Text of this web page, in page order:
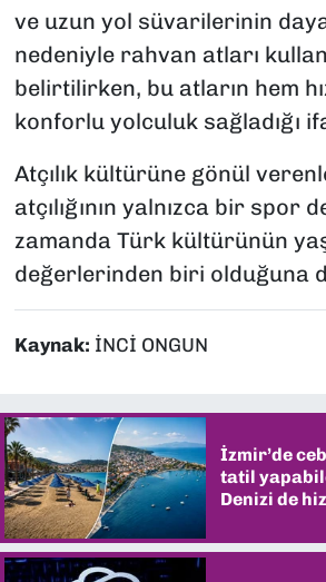
ve uzun yol süvarilerinin
nedeniyle rahvan atları
belirtilirken, bu atların hem
konforlu yolculuk sağladığı
Atçılık kültürüne gönül
atçılığının yalnızca bir spor
zamanda Türk kültürünün
değerlerinden biri olduğuna
Kaynak: İNCİ ONGUN
İzmir’de
tatil
Denizi de